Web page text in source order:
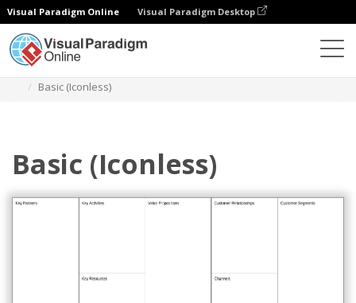
Visual Paradigm Online Visual Paradigm Desktop
Basic (Iconless)
Basic (Iconless)